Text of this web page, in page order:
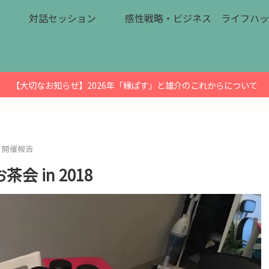
対話セッション 感性戦略・ビジネス ライフハ
【大切なお知らせ】2026年「縁ぱす」と雄介のこれからについて
開催報告
会 in 2018